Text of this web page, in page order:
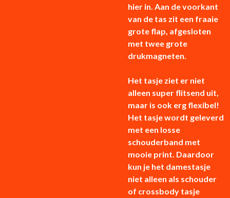
hier in. Aan de voorkant
van de tas zit een fraaie
grote flap, afgesloten
met twee grote
drukmagneten.
Het tasje ziet er niet
alleen super flitsend uit,
maar is ook erg flexibel!
Het tasje wordt geleverd
met een losse
schouderband met
mooie print. Daardoor
kun je het damestasje
niet alleen als schouder
of crossbody tasje